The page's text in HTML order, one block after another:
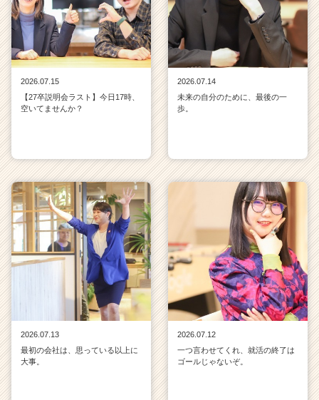
2026.07.15
【27卒説明会ラスト】今日17時、
空いてませんか？
2026.07.14
未来の自分のために、最後の一
歩。
2026.07.13
最初の会社は、思っている以上に
大事。
2026.07.12
一つ言わせてくれ、就活の終了は
ゴールじゃないぞ。